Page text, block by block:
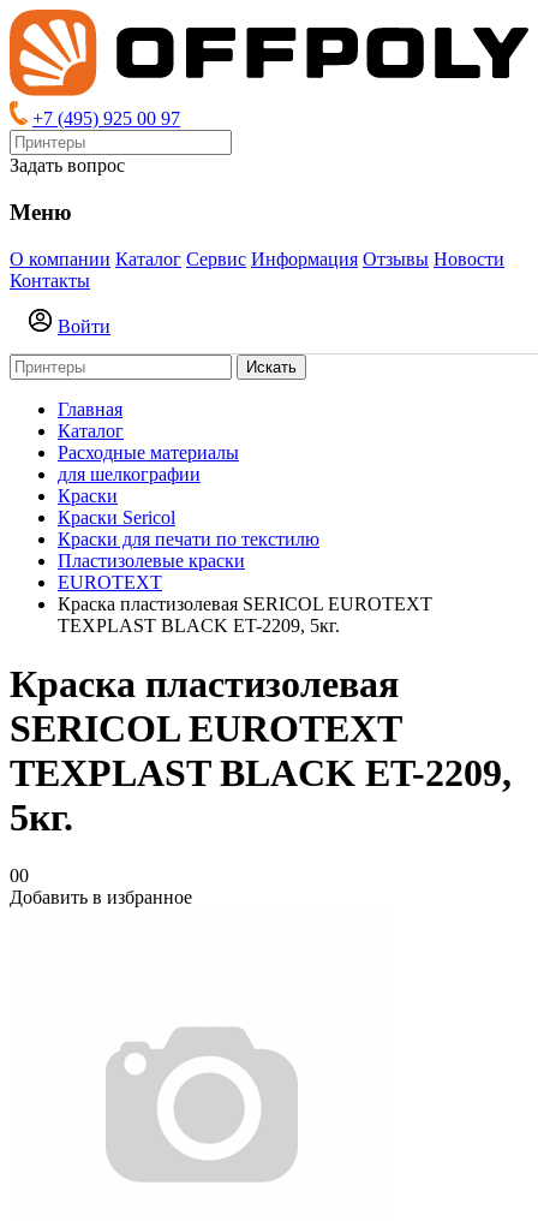
+7 (495) 925 00 97
Задать вопрос
Меню
О компании Каталог Сервис Информация Отзывы Новости
Контакты
Войти
Искать
Главная
Каталог
Расходные материалы
для шелкографии
Краски
Краски Sericol
Краски для печати по текстилю
Пластизолевые краски
EUROTEXT
Краска пластизолевая SERICOL EUROTEXT
TEXPLAST BLACK ET-2209, 5кг.
Краска пластизолевая
SERICOL EUROTEXT
TEXPLAST BLACK ET-2209,
5кг.
00
Добавить в избранное